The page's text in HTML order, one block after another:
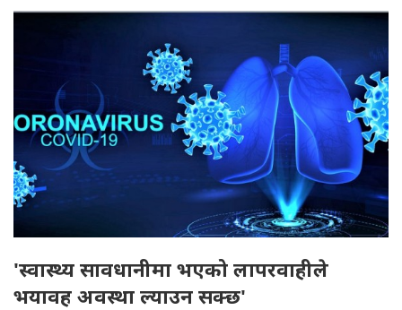
'स्वास्थ्य सावधानीमा भएको लापरवाहीले
भयावह अवस्था ल्याउन सक्छ'